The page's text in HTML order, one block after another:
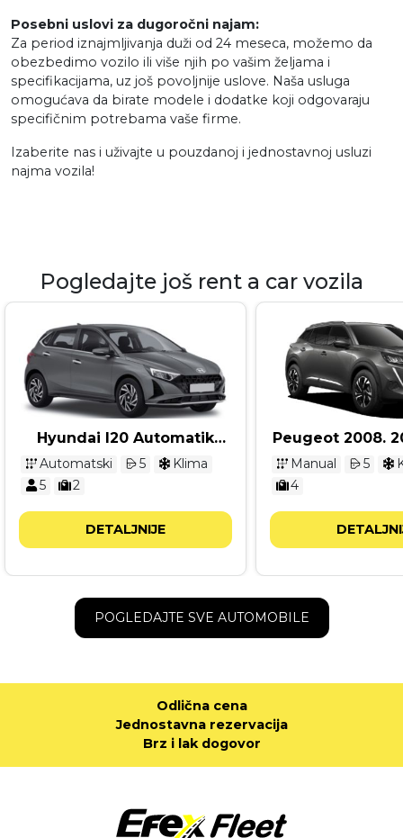
Posebni uslovi za dugoročni najam:
Za period iznajmljivanja duži od 24 meseca, možemo da
obezbedimo vozilo ili više njih po vašim željama i
specifikacijama, uz još povoljnije uslove. Naša usluga
omogućava da birate modele i dodatke koji odgovaraju
specifičnim potrebama vaše firme.
Izaberite nas i uživajte u pouzdanoj i jednostavnoj usluzi
najma vozila!
Pogledajte još rent a car vozila
Hyundai I20 Automatik
2026
Automatski 5
Klima
5
2
DETALJNIJE
Peugeot 2008.
Manual 5
4
POGLEDAJTE SVE AUTOMOBILE
Odlična cena
Jednostavna rezervacija
Brz i lak dogovor